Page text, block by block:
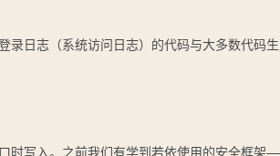
录日志（系统访问日志）的代码与大多数代码
时写入。之前我们有学到若依使用的安全框架